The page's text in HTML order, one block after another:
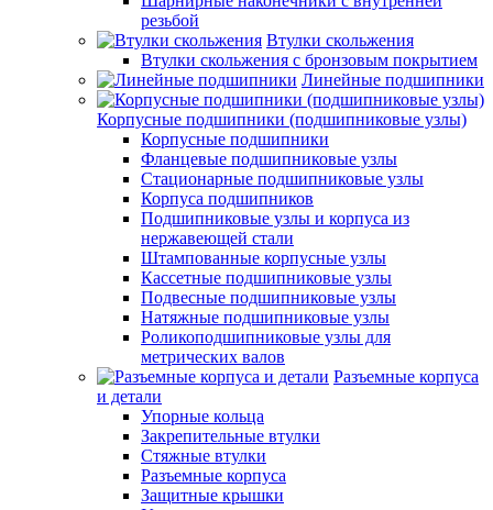
резьбой
Втулки скольжения
Втулки скольжения с бронзовым покрытием
Линейные подшипники
Корпусные подшипники (подшипниковые узлы)
Корпусные подшипники
Фланцевые подшипниковые узлы
Стационарные подшипниковые узлы
Корпуса подшипников
Подшипниковые узлы и корпуса из
нержавеющей стали
Штампованные корпусные узлы
Кассетные подшипниковые узлы
Подвесные подшипниковые узлы
Натяжные подшипниковые узлы
Роликоподшипниковые узлы для
метрических валов
Разъемные корпуса
и детали
Упорные кольца
Закрепительные втулки
Стяжные втулки
Разъемные корпуса
Защитные крышки